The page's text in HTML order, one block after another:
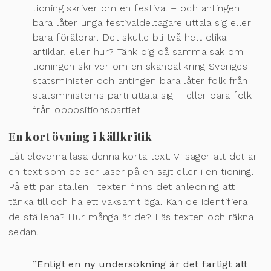
tidning skriver om en festival – och antingen
bara låter unga festivaldeltagare uttala sig eller
bara föräldrar. Det skulle bli två helt olika
artiklar, eller hur? Tänk dig då samma sak om
tidningen skriver om en skandal kring Sveriges
statsminister och antingen bara låter folk från
statsministerns parti uttala sig – eller bara folk
från oppositionspartiet.
En kort övning i källkritik
Låt eleverna läsa denna korta text. Vi säger att det är
en text som de ser läser på en sajt eller i en tidning.
På ett par ställen i texten finns det anledning att
tänka till och ha ett vaksamt öga. Kan de identifiera
de ställena? Hur många är de? Läs texten och räkna
sedan.
”Enligt en ny undersökning är det farligt att